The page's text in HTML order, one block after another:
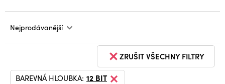
Nejprodávanější
ZRUŠIT VŠECHNY FILTRY
BAREVNÁ HLOUBKA: 12 BIT